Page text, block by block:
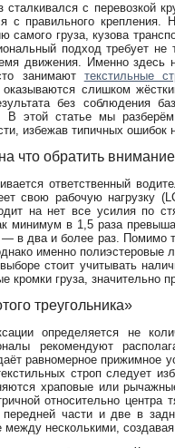
сталкивался с перевозкой
с правильного
самого груза, кузова
подход требует
движения. Именно здесь
занимают текстильные
оказываются слишком
без соблюдения
В этой статье мы
избежав типичных ошибок
что обратить внимание
ответственный
свою рабочую нагрузку
на нет все усилия по
минимум в 1,5 раза
— в два и более раз. Помимо
именно
стоит учитывать
кромки груза, значительно
треугольника»
определяется не
рекомендуют
равномерное прижимное
строп следует
храповые или
относительно
передней части и две в
между несколькими,